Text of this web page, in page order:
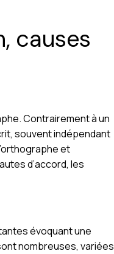
causes
Contrairement à un
souvent indépendant
et
d’accord, les
évoquant une
nombreuses, variées